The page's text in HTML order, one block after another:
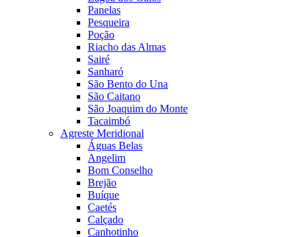
Panelas
Pesqueira
Poção
Riacho das Almas
Sairé
Sanharó
São Bento do Una
São Caitano
São Joaquim do Monte
Tacaimbó
Agreste Meridional
Águas Belas
Angelim
Bom Conselho
Brejão
Buíque
Caetés
Calçado
Canhotinho